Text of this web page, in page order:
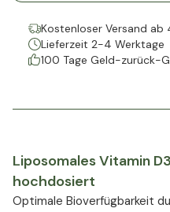
Kostenloser Versand ab
Lieferzeit 2-4 Werktage
100 Tage Geld-zurück-
Liposomales Vitamin
hochdosiert
Optimale Bioverfügbarkeit